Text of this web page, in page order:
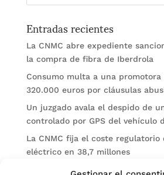
Entradas recientes
La CNMC abre expediente
la compra de fibra de Iberdrola
Consumo multa a una
320.000 euros por cláusulas
Un juzgado avala el despido de
controlado por GPS del vehículo
La CNMC fija el coste regulatorio
eléctrico en 38,7 millones
El BOE publica sanciones de la